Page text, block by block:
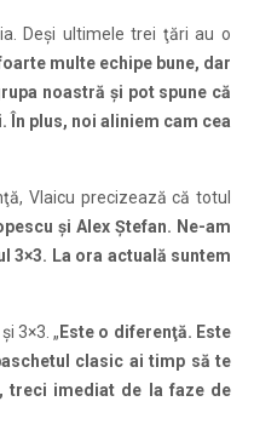
Deşi ultimele trei ţări au o
multe echipe bune, dar
noastră şi pot spune că
În plus, noi aliniem cam cea
Vlaicu precizează că totul
şi Alex Ştefan. Ne-am
3×3. La ora actuală suntem
3×3. „ Este o diferenţă. Este
clasic ai timp să te
treci imediat de la faze de